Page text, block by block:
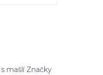
mašlí Značky